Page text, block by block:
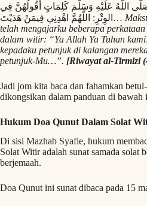
اللَّهُ عَلَيْهِ وَسَلَّمَ كَلِمَاتٍ أَقُولُهُنَّ فِي
الوِتْرِ: اللَّهُمَّ اهْدِنِي فِيمَنْ هَدَيْتَ…
telah mengajarku beberapa
dalam witir: “Ya Allah Ya Tuhan
kepadaku petunjuk di kalangan
petunjuk-Mu…”. [Riwayat al-Tirmizi
Jadi jom kita baca dan fahamkan
dikongsikan dalam panduan di bawah
Hukum Doa Qunut Dalam Solat
Di sisi Mazhab Syafie, hukum
Solat Witir adalah sunat samada solat
berjemaah.
Doa Qunut ini sunat dibaca pada 15